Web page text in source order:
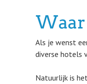
Als je wenst
diverse hotels
Natuurlijk is